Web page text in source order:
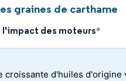
graines de carthame
l'impact des moteurs*
croissante d'huiles d'origine